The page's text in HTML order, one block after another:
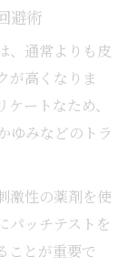
避術
、通常よりも皮
が高くなりま
ートなため、
ゆみなどのトラ
激性の薬剤を使
パッチテストを
ことが重要で